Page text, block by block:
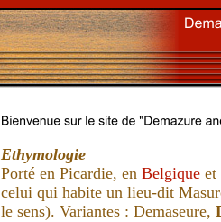
Ethymologie
Porté en Picardie, en Belgique et
celui qui habite un lieu-dit
le sens). Variantes : Demaseure,